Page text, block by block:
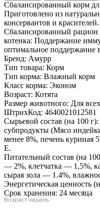
Сбалансированный корм
Приготовлено из
консервантов и красителей.
Сбалансированный рацион
котенка: Поддержание
оптимальное поддержание
Бренд: Амурр
Тип товара: Корм
Тип корма: Влажный корм
Класс корма: Эконом
Возраст: Котята
Размер животного: Для
ШтрихКод: 4640021012581
Сырьевой состав (на 100 г):
субпродукты (Мясо
менее 8%, печень куриная
E.
Питательный состав (на
— 2%, клетчатка — 1,5%,
сырая зола — 1.4%,
Энергетическая ценность
Срок хранения: 24 месяца